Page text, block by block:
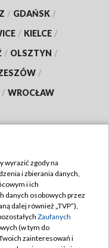
/ GDAŃSK /
/ KIELCE /
/ OLSZTYN /
/
/ WROCŁAW
wyrazić zgody na
i zbierania danych,
i ich
danych osobowych przez
dalej również „TVP”),
Zaufanych
(w tym do
zainteresowań i